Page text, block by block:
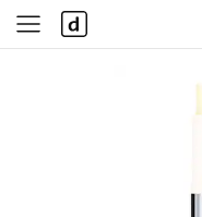
사
이
다
나
와